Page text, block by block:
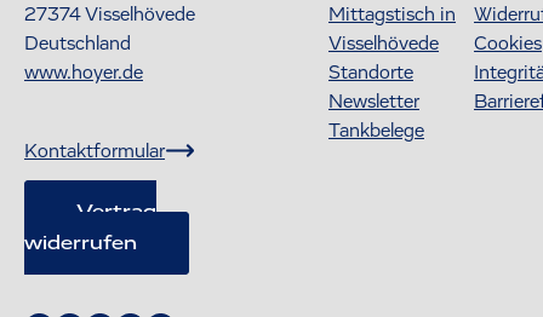
27374Visselhövede
Deutschland
www.hoyer.de
Kontaktformular
Vertrag
widerrufen
Mittagstisch in
Visselhövede
Standorte
Newsletter
Tankbelege
Cookies